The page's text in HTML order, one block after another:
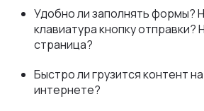
Удобно ли заполнять формы?
клавиатура кнопку отправки?
страница?
Быстро ли грузится контент
интернете?